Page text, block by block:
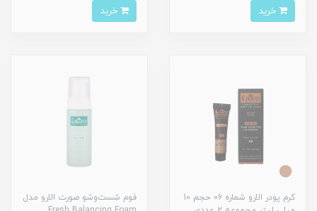
کرم پودر الارو شماره 06 حجم 10
فوم شست‌وشو صورت الارو مدل